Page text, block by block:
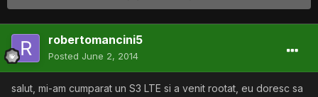
robertomancini5
Posted June 2, 2014
salut, mi-am cumparat un S3 LTE si a venit rootat, eu doresc sa